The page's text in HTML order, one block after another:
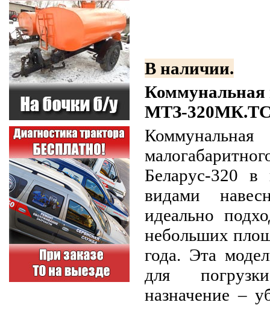
В наличии.
МТЗ-
Беларус-320 в
видами
идеально
небольших
года. Эта
для
назначение –